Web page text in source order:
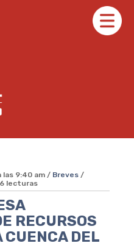
las 9:40 am / Breves /
lecturas
RECURSOS
CUENCA DEL